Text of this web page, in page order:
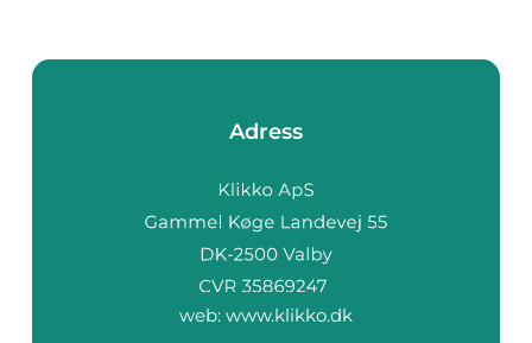
Adress
web: www.klikko.dk